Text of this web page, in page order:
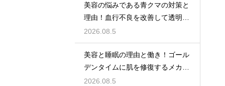
美容の悩みである青クマの対策と
理由！血行不良を改善して透明感
アップ
2026.08.5
美容と睡眠の理由と働き！ゴール
デンタイムに肌を修復するメカニ
ズム
2026.08.5